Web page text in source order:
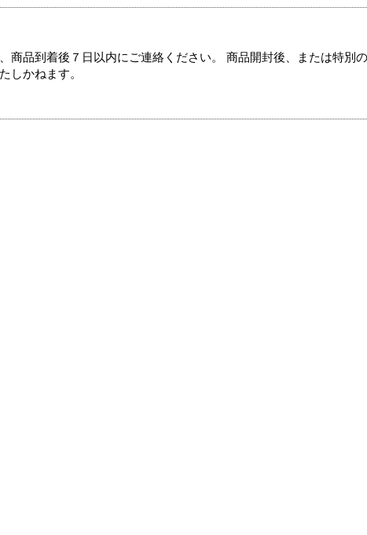
商品到着後７日以内にご連絡ください。 商品開封後、または特別
しかねます。